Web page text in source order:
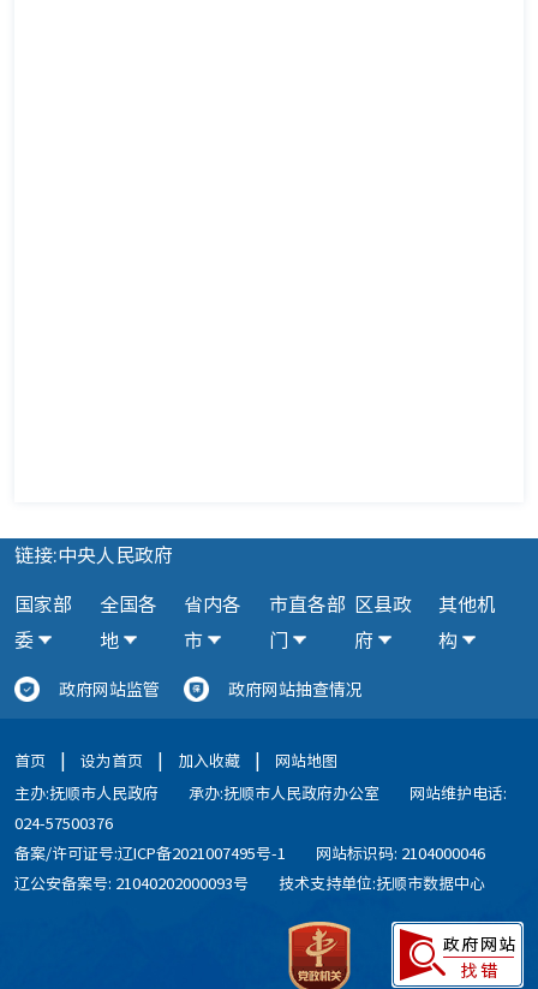
链接:中央人民政府
国家部
委
全国各
地
省内各
市
市直各部
门
区县政
府
其他机
构
政府网站监管 政府网站抽查情况
首页 | 设为首页 | 加入收藏 |
网站地图
主办:抚顺市人民政府
承办:抚顺市人民政府办公室
网站维护电话:
024-57500376
备案/许可证号:辽ICP备2021007495号-1
网站标识码: 2104000046
辽公安备案号: 21040202000093号
技术支持单位:抚顺市数据中心